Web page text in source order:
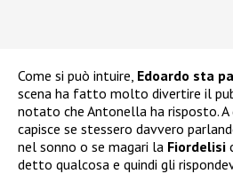
Come si può intuire, Edoardo sta
scena ha fatto molto divertire il
notato che Antonella ha risposto.
capisce se stessero davvero
nel sonno o se magari la Fiordelisi
detto qualcosa e quindi gli